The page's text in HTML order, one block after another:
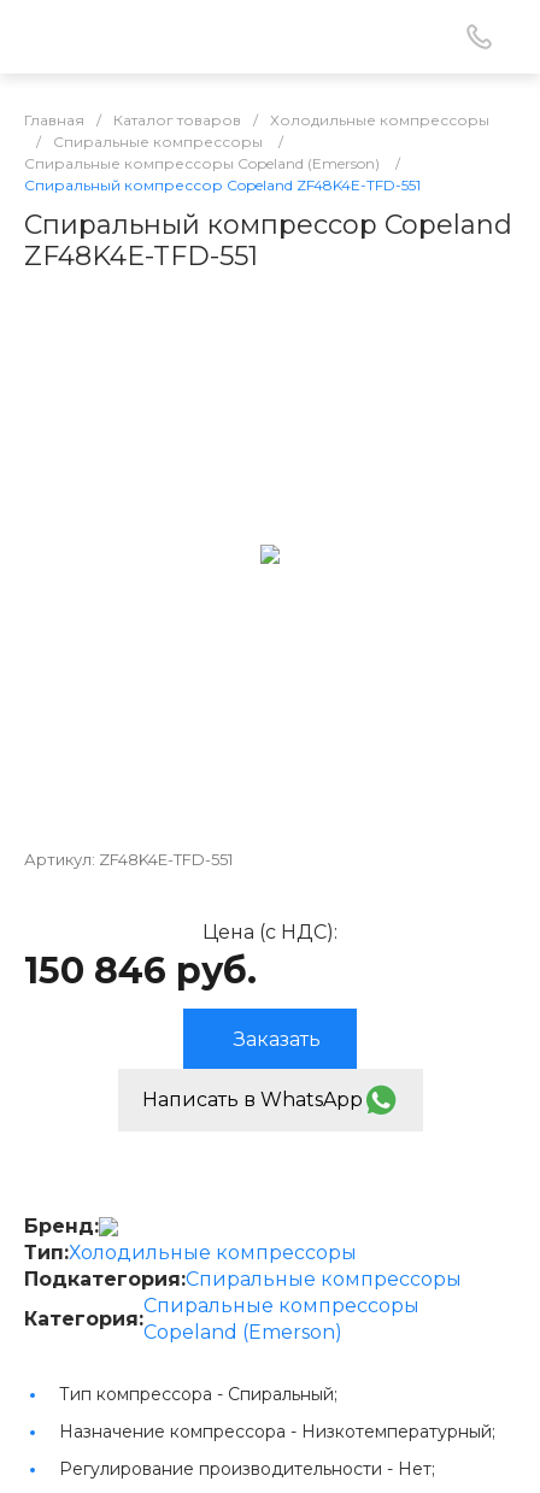
Главная / Каталог товаров /
Холодильные компрессоры
/
Спиральные компрессоры
/
Спиральные компрессоры Copeland (Emerson)
/
Спиральный компрессор Copeland ZF48K4E-TFD-551
Спиральный компрессор Copeland
ZF48K4E-TFD-551
Артикул: ZF48K4E-TFD-551
Цена (с НДС):
150 846 руб.
Заказать
Написать в WhatsApp
Бренд:
Тип:Холодильные компрессоры
Подкатегория:Спиральные компрессоры
Категория:
Спиральные компрессоры
Copeland (Emerson)
Тип компрессора - Спиральный;
Назначение компрессора - Низкотемпературный;
Регулирование производительности - Нет;